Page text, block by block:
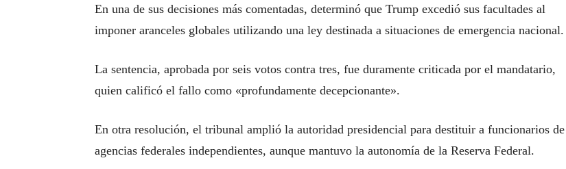
En una de sus decisiones más comentadas, determinó que Trump excedió sus facultades al
imponer aranceles globales utilizando una ley destinada a situaciones de emergencia nacional.
La sentencia, aprobada por seis votos contra tres, fue duramente criticada por el mandatario,
quien calificó el fallo como «profundamente decepcionante».
En otra resolución, el tribunal amplió la autoridad presidencial para destituir a funcionarios de
agencias federales independientes, aunque mantuvo la autonomía de la Reserva Federal.